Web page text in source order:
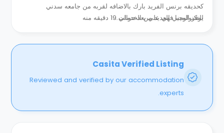
كحديقه برنس الفريد بارك بالاضافه لقربه من جامعه سدني
للتكنولوجيا فهي علي بعد حوالي 19 دقيقه منه
يوفر المبني العديد من الخدمات...
Casita Verified Listing
Reviewed and verified by our accommodation
experts.